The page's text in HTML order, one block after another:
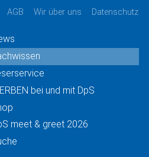
AGB Wir über uns Datenschutz
bei und mit DpS
meet & greet 2026